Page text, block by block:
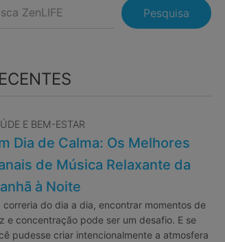
Pesquisa
E BEM-ESTAR
Dia de Calma: Os Melhores
de Música Relaxante da
à Noite
correria do dia a dia, encontrar momentos de
e concentração pode ser um desafio. E se
pudesse criar intencionalmente a atmosfera